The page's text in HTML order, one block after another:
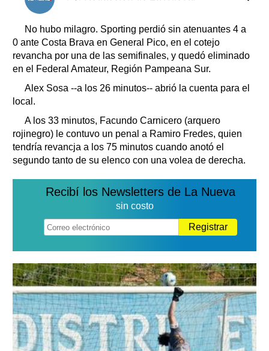
Clasificados
Suplementos
Servicios
Farmacias
Transportes
Loterías
Fúnebres
Edictos
Teléfonos de urgencia
No hubo milagro. Sporting perdió sin atenuantes 4 a
0 ante Costa Brava en General Pico, en el cotejo
revancha por una de las semifinales, y quedó eliminado
en el Federal Amateur, Región Pampeana Sur.
Alex Sosa --a los 26 minutos-- abrió la cuenta para el
local.
A los 33 minutos, Facundo Carnicero (arquero
rojinegro) le contuvo un penal a Ramiro Fredes, quien
tendría revancja a los 75 minutos cuando anotó el
segundo tanto de su elenco con una volea de derecha.
Recibí los Newsletters de La Nueva
sin costo
Registrar